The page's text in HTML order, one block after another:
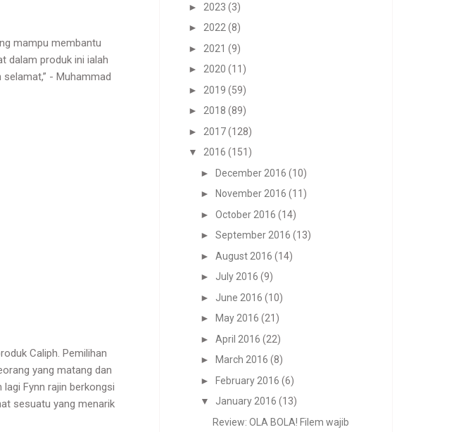
mampu membantu
dalam produk ini ialah
- Muhammad
Caliph. Pemilihan
yang matang dan
Fynn rajin berkongsi
sesuatu yang menarik
► 2023 (3)
► 2022 (8)
► 2021 (9)
► 2020 (11)
► 2019 (59)
► 2018 (89)
► 2017(128)
▼
2016 (151)
► December 2016 (10)
►
November 2016 (11)
► October 2016 (14)
► September 2016 (13)
► August 2016 (14)
► July 2016 (9)
► June 2016 (10)
►
May 2016 (21)
► April 2016 (22)
►
March 2016 (8)
► February 2016 (6)
▼
January 2016 (13)
Review: OLA BOLA! Filem wajib